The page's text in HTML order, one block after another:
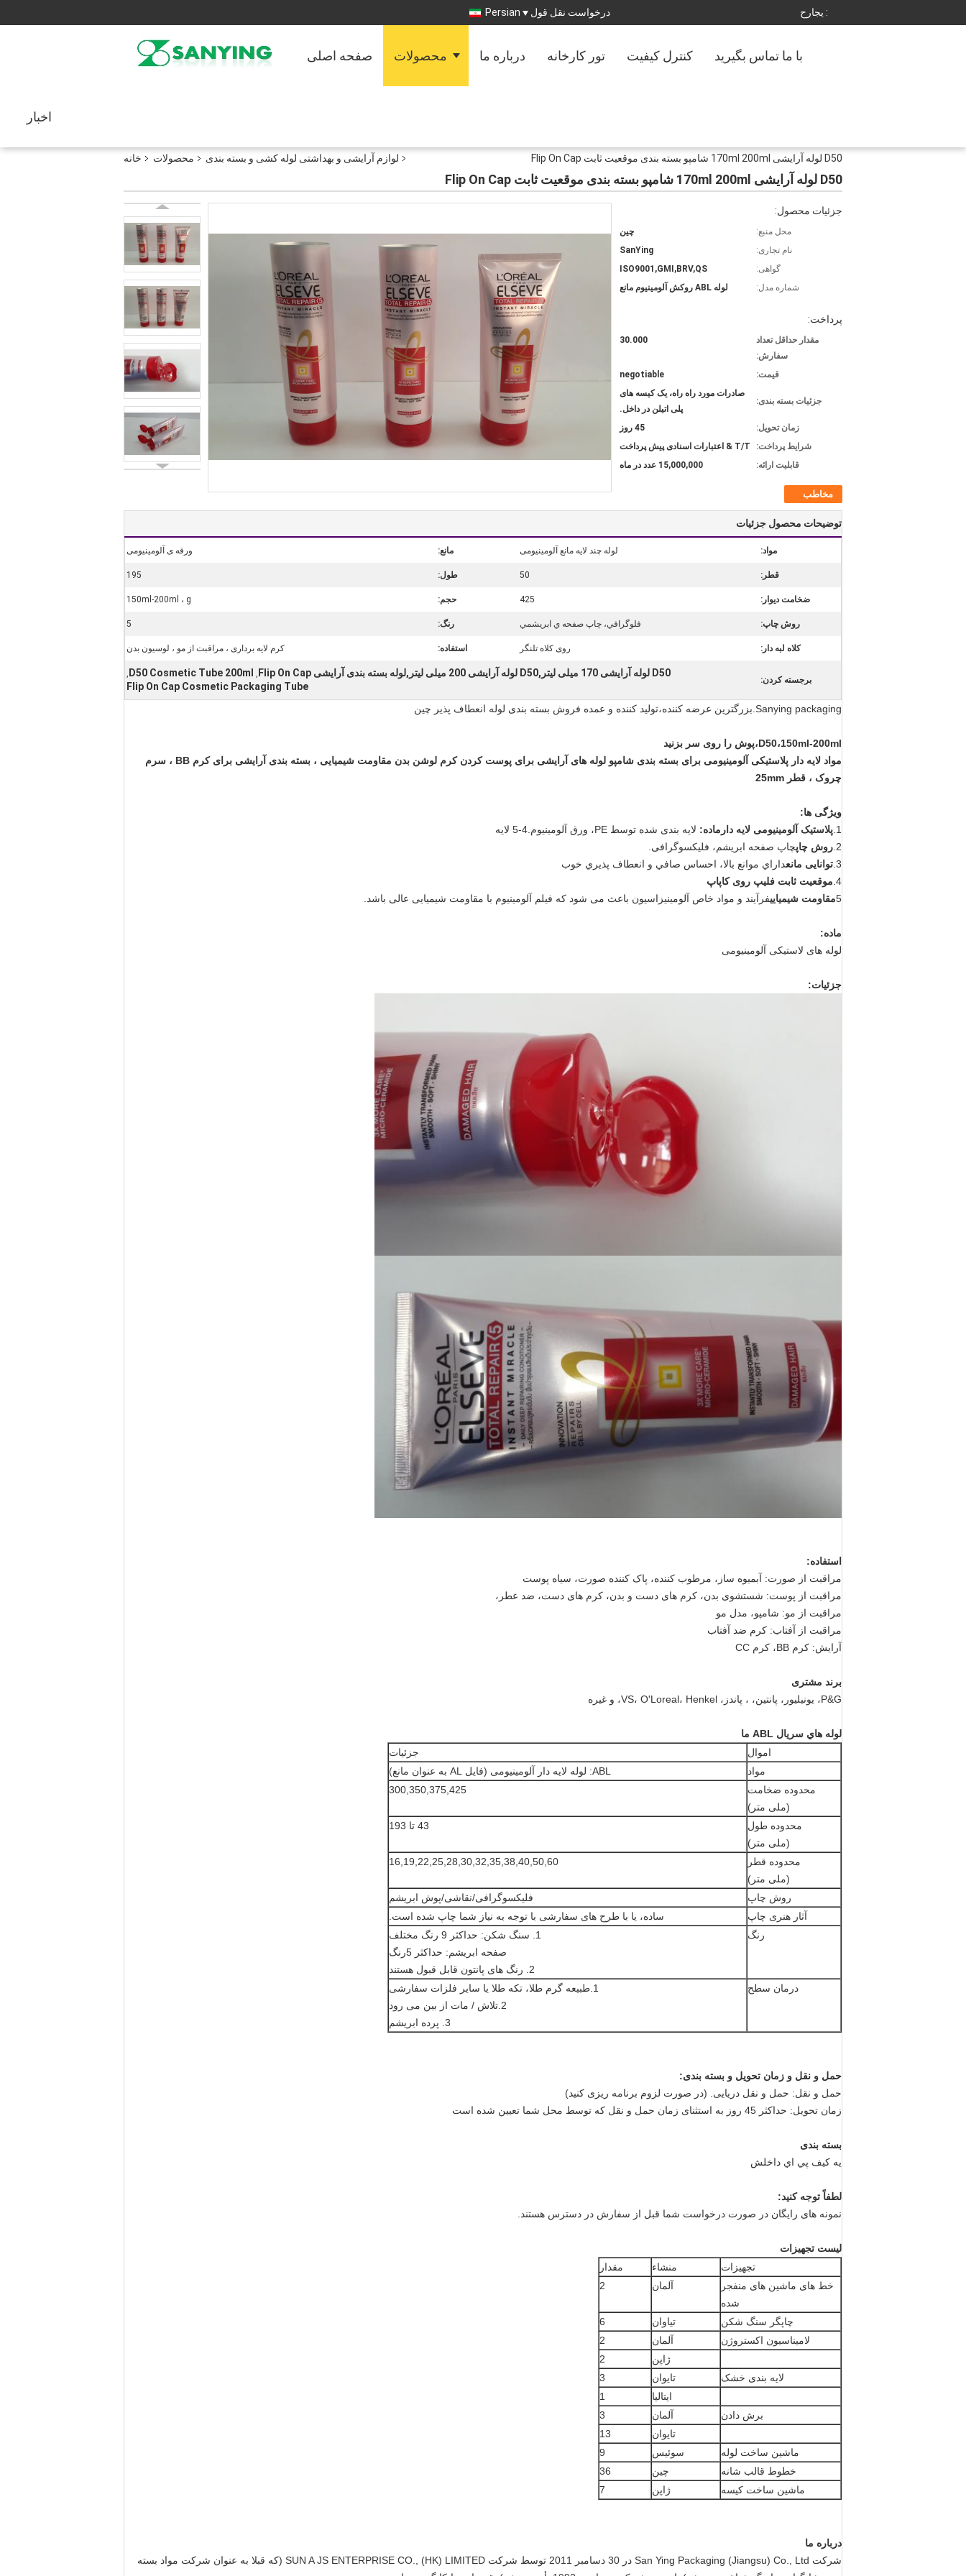
حراجی : درخواست نقل قول Persian
صفحه اصلی محصولات درباره ما تور کارخانه کنترل کیفیت با ما تماس بگیرید
اخبار
خانه محصولات لوازم آرایشی و بهداشتی لوله کشی و بسته بندی D50 لوله آرایشی 170ml 200ml شامپو بسته بندی موقعیت ثابت Flip On Cap
D50 لوله آرایشی 170ml 200ml شامپو بسته بندی موقعیت ثابت Flip On Cap
جزئیات محصول:
محل منبع:
چین
نام تجاری:
SanYing
گواهی:
ISO9001,GMI,BRV,QS
شماره مدل:
لوله ABL روکش آلومینیوم مانع
پرداخت:
مقدار حداقل تعداد
سفارش:
30.000
قیمت: negotiable
جزئیات بسته بندی:
صادرات مورد راه راه، یک کیسه های
پلی اتیلن در داخل.
زمان تحویل:
45 روز
شرایط پرداخت:
T/T & اعتبارات اسنادی پیش پرداخت
قابلیت ارائه:
15,000,000 عدد در ماه
مخاطب
توضیحات محصول جزئیات
مواد: لوله چند لایه مانع آلومینیومی مانع: ورقه ی آلومینیومی
قطر: 50 طول: 195
ضخامت دیوار: 425 حجم: 150ml-200ml ، g
روش چاپ: فلوگرافي، چاپ صفحه ي ابريشمي رنگ: 5
کلاه لبه دار: روی کلاه تلنگر استفاده: کرم لایه برداری ، مراقبت از مو ، لوسیون بدن
برجسته کردن:
D50 لوله آرایشی 170 میلی لیتر,D50 لوله آرایشی 200 میلی لیتر,لوله بسته بندی آرایشی Flip On Cap ,
D50 Cosmetic Tube 200ml
,
Flip On Cap Cosmetic Packaging Tube
Sanying packaging.بزرگترین عرضه کننده،تولید کننده و عمده فروش بسته بندی لوله انعطاف پذیر چین
D50،150ml-200ml،پوش را روی سر بزنید
مواد لایه دار پلاستیکی آلومینیومی برای بسته بندی شامپو لوله های آرایشی
برای پوست کردن کرم لوشن بدن مقاومت شیمیایی ، بسته بندی آرایشی برای کرم BB ، سرم
چروک ، قطر 25mm
ویژگی ها:
1. پلاستیک آلومینیومی لایه دار ماده: لایه بندی شده توسط PE، ورق آلومینیوم.4-5 لایه
2. روش چاپچاپ صفحه ابریشم، فلیکسوگرافی.
3. توانایی مانعداراي موانع بالا، احساس صافي و انعطاف پذيري خوب
4. موقعیت ثابت فلیپ روی کاپاپ
5مقاومت شیمیاییفرآیند و مواد خاص آلومینیزاسیون باعث می شود که فیلم آلومینیوم با مقاومت شیمیایی عالی باشد.
ماده:
لوله های لاستیکی آلومینیومی
جزئیات:
استفاده:
مراقبت از صورت: آبميوه ساز، مرطوب کننده، پاک کننده صورت، سياه پوست
مراقبت از پوست: شستشوی بدن، کرم های دست و بدن، کرم های دست، ضد عطر،
مراقبت از مو: شامپو، مدل مو
مراقبت از آفتاب: کرم ضد آفتاب
آرایش: کرم BB، کرم CC
برند مشتری
P&G، یونیلیور، پانتین، ، پاندز، VS، O'Loreal، Henkel، و غیره
لوله هاي سريال ABL ما
اموال
جزئیات
مواد
ABL: لوله لایه دار آلومینیومی (فایل AL به عنوان مانع)
محدوده ضخامت
(ملی متر)
300,350,375,425
محدوده طول
(ملی متر)
43 تا 193
محدوده قطر
(ملی متر)
16,19,22,25,28,30,32,35,38,40,50,60
روش چاپ
فلیکسوگرافی/نقاشی/پوش ابریشم
آثار هنری چاپ
ساده، یا با طرح های سفارشی با توجه به نیاز شما چاپ شده است.
رنگ
1. سنگ شکن: حداکثر 9 رنگ مختلف
صفحه ابریشم: حداکثر 5رنگ
2. رنگ های پانتون قابل قبول هستند
درمان سطح
1.طبیعه گرم طلا، تکه طلا یا سایر فلزات سفارشی
2.تلاش / مات از بین می رود
3. پرده ابریشم
حمل و نقل و زمان تحویل و بسته بندی:
حمل و نقل: حمل و نقل دریایی. (در صورت لزوم برنامه ریزی کنید)
زمان تحویل: حداکثر 45 روز به استثنای زمان حمل و نقل که توسط محل شما تعیین شده است
بسته بندی
يه کيف پي اي داخلش
لطفاً توجه کنید:
نمونه های رایگان در صورت درخواست شما قبل از سفارش در دسترس هستند.
لیست تجهیزات
تجهیزات
منشاء
مقدار
خط های ماشین های منفجر
شده
آلمان 2
چاپگر سنگ شکن تیاوان
6
لامیناسیون اکستروژن
آلمان
2
ژاپن
2
لایه بندی خشک
تایوان
3
ایتالیا
1
برش دادن
آلمان
3
تایوان
13
ماشین ساخت لوله
سوئیس
9
خطوط قالب شانه
چین
36
ماشین ساخت کیسه
ژاپن 7
درباره ما
شرکت San Ying Packaging (Jiangsu) Co., Ltd در 30 دسامبر 2011 توسط شرکت SUN A JS ENTERPRISE CO., (HK) LIMITED (که قبلا به عنوان شرکت مواد بسته